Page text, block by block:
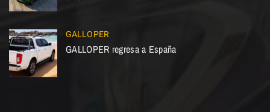
GALLOPER
GALLOPER regresa a España